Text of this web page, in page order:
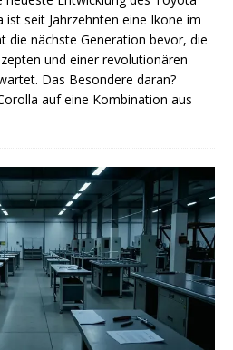
seit Jahrzehnten eine Ikone im
die nächste Generation bevor, die
und einer revolutionären
Das Besondere daran?
auf eine Kombination aus